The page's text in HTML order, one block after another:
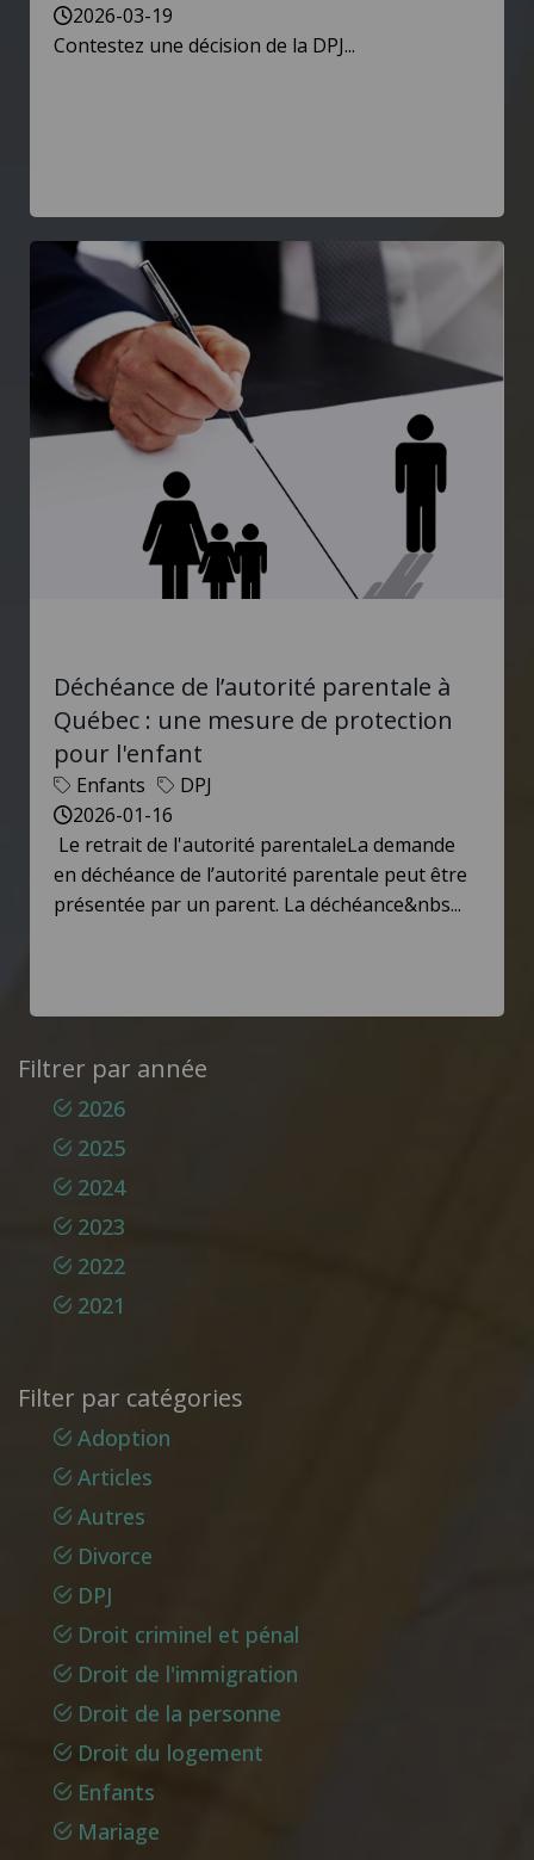
2026-03-19
Contestez une décision de la DPJ...
Déchéance de l’autorité parentale à
Québec : une mesure de protection
pour l'enfant
Enfants
DPJ
2026-01-16
Le retrait de l'autorité parentaleLa demande
en déchéance de l’autorité parentale peut être
présentée par un parent. La déchéance&nbs...
Filtrer par année
2026
2025
2024
2023
2022
2021
Filter par catégories
Adoption
Articles
Autres
Divorce
DPJ
Droit criminel et pénal
Droit de l'immigration
Droit de la personne
Droit du logement
Enfants
Mariage